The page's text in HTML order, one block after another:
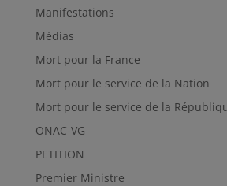
Manifestations
Médias
Mort pour la France
Mort pour le service de la Nation
Mort pour le service de la
ONAC-VG
PETITION
Premier Ministre